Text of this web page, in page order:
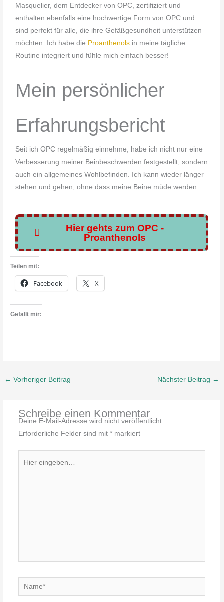
Masquelier, dem Entdecker von OPC, zertifiziert und
enthalten ebenfalls eine hochwertige Form von OPC und
sind perfekt für alle, die ihre Gefäßgesundheit unterstützen
möchten. Ich habe die Proanthenols in meine tägliche
Routine integriert und fühle mich einfach besser!
Mein persönlicher
Erfahrungsbericht
Seit ich OPC regelmäßig einnehme, habe ich nicht nur eine
Verbesserung meiner Beinbeschwerden festgestellt, sondern
auch ein allgemeines Wohlbefinden. Ich kann wieder länger
stehen und gehen, ohne dass meine Beine müde werden
Hier gehts zum OPC -
Proanthenols
Teilen mit:
Facebook X
Gefällt mir:
← Vorheriger Beitrag Nächster Beitrag →
Schreibe einen Kommentar
Deine E-Mail-Adresse wird nicht veröffentlicht.
Erforderliche Felder sind mit *markiert
Name*